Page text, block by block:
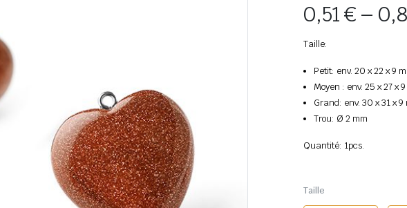
0,51€ –
Taille:
Petit: env. 20 x 22 x 9
Moyen : env. 25 x 27 x
Grand: env. 30 x 31 x 9
Trou: Ø 2 mm
Quantité: 1pcs.
Taille